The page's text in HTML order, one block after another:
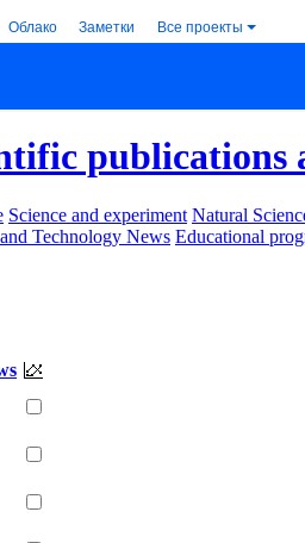
Облако Заметки Все проекты
publications
Science and experiment Natural
Technology News Educational